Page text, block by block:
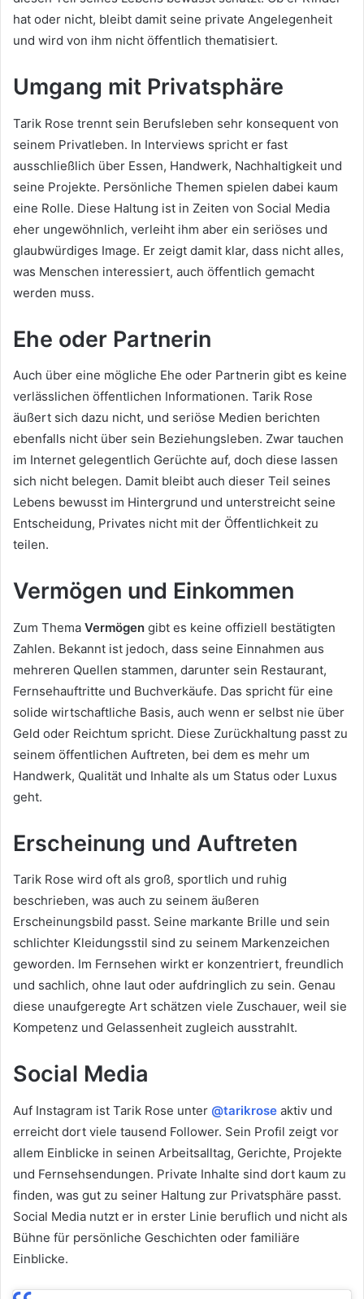
hat oder nicht, bleibt damit seine private Angelegenheit
und wird von ihm nicht öffentlich thematisiert.
Umgang mit Privatsphäre
Tarik Rose trennt sein Berufsleben sehr konsequent von
seinem Privatleben. In Interviews spricht er fast
ausschließlich über Essen, Handwerk, Nachhaltigkeit und
seine Projekte. Persönliche Themen spielen dabei kaum
eine Rolle. Diese Haltung ist in Zeiten von Social Media
eher ungewöhnlich, verleiht ihm aber ein seriöses und
glaubwürdiges Image. Er zeigt damit klar, dass nicht alles,
was Menschen interessiert, auch öffentlich gemacht
werden muss.
Ehe oder Partnerin
Auch über eine mögliche Ehe oder Partnerin gibt es keine
verlässlichen öffentlichen Informationen. Tarik Rose
äußert sich dazu nicht, und seriöse Medien berichten
ebenfalls nicht über sein Beziehungsleben. Zwar tauchen
im Internet gelegentlich Gerüchte auf, doch diese lassen
sich nicht belegen. Damit bleibt auch dieser Teil seines
Lebens bewusst im Hintergrund und unterstreicht seine
Entscheidung, Privates nicht mit der Öffentlichkeit zu
teilen.
Vermögen und Einkommen
Zum Thema Vermögen gibt es keine offiziell bestätigten
Zahlen. Bekannt ist jedoch, dass seine Einnahmen aus
mehreren Quellen stammen, darunter sein Restaurant,
Fernsehauftritte und Buchverkäufe. Das spricht für eine
solide wirtschaftliche Basis, auch wenn er selbst nie über
Geld oder Reichtum spricht. Diese Zurückhaltung passt zu
seinem öffentlichen Auftreten, bei dem es mehr um
Handwerk, Qualität und Inhalte als um Status oder Luxus
geht.
Erscheinung und Auftreten
Tarik Rose wird oft als groß, sportlich und ruhig
beschrieben, was auch zu seinem äußeren
Erscheinungsbild passt. Seine markante Brille und sein
schlichter Kleidungsstil sind zu seinem Markenzeichen
geworden. Im Fernsehen wirkt er konzentriert, freundlich
und sachlich, ohne laut oder aufdringlich zu sein. Genau
diese unaufgeregte Art schätzen viele Zuschauer, weil sie
Kompetenz und Gelassenheit zugleich ausstrahlt.
Social Media
Auf Instagram ist Tarik Rose unter @tarikrose aktiv und
erreicht dort viele tausend Follower. Sein Profil zeigt vor
allem Einblicke in seinen Arbeitsalltag, Gerichte, Projekte
und Fernsehsendungen. Private Inhalte sind dort kaum zu
finden, was gut zu seiner Haltung zur Privatsphäre passt.
Social Media nutzt er in erster Linie beruflich und nicht als
Bühne für persönliche Geschichten oder familiäre
Einblicke.